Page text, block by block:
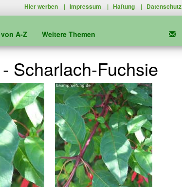
Hier werben |Impressum |Haftung | Datenschutz
A-Z Weitere Themen
Scharlach-Fuchsie